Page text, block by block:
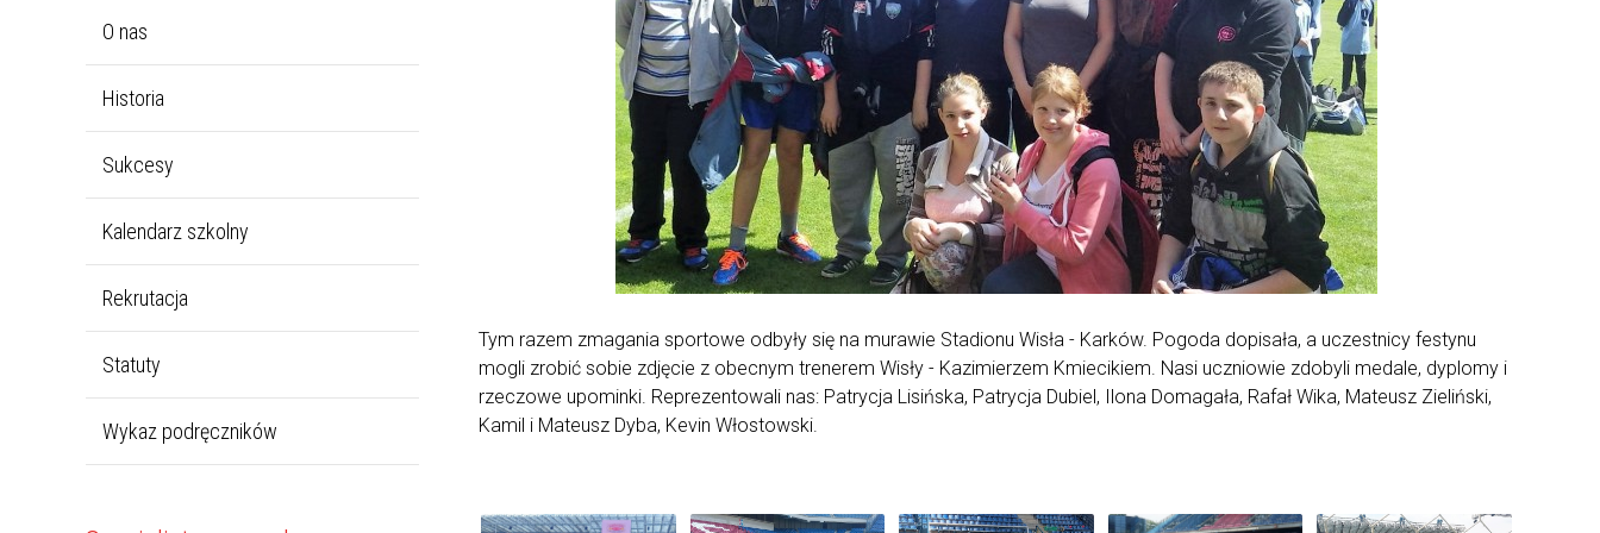
O nas
Historia
Sukcesy
Kalendarz szkolny
Rekrutacja
Statuty
Wykaz podręczników
Tym razem zmagania sportowe odbyły się na murawie Stadionu Wisła - Karków. Pogoda dopisała, a uczestnicy festynu
mogli zrobić sobie zdjęcie z obecnym trenerem Wisły - Kazimierzem Kmiecikiem. Nasi uczniowie zdobyli medale, dyplomy i
rzeczowe upominki. Reprezentowali nas: Patrycja Lisińska, Patrycja Dubiel, Ilona Domagała, Rafał Wika, Mateusz Zieliński,
Kamil i Mateusz Dyba, Kevin Włostowski.